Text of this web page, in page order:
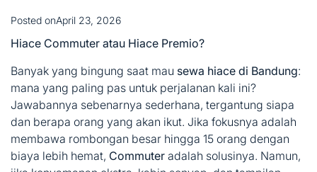
Posted onApril 23, 2026
Hiace Commuter atau Hiace Premio?
Banyak yang bingung saat mau sewa hiace di Bandung:
mana yang paling pas untuk perjalanan kali ini?
Jawabannya sebenarnya sederhana, tergantung siapa
dan berapa orang yang akan ikut. Jika fokusnya adalah
membawa rombongan besar hingga 15 orang dengan
biaya lebih hemat, Commuter adalah solusinya. Namun,